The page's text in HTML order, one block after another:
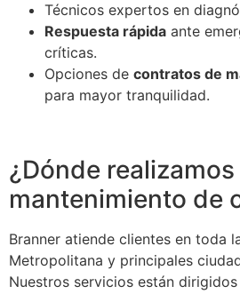
Técnicos expertos en
Respuesta rápida ante
críticas.
Opciones de contratos de
para mayor tranquilidad.
¿Dónde realizamos
mantenimiento de
Branner atiende clientes en toda
Metropolitana y principales
Nuestros servicios están dirigidos